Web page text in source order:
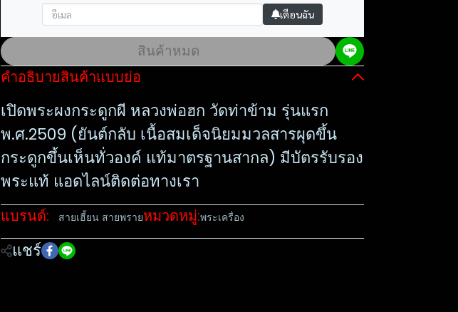
เตือนฉัน
สินค้าหมด
คำอธิบายสินค้าแบบย่อ
เปิดพระผงกระดูกผี หลวงพ่อฮก วัดท่าข้าม รุ่นแรก
พ.ศ.2509 (ยันต์กลับ เนื้อสมเด็จนิยมมวลสารผุดขึ้น
กระดูกขึ้นเห็นทั่วองค์ แท้มาตรฐาน​สากล) มีบัตรรับรอง
พระแท้ แอดไลน์ติดต่อทางเรา
แบรนด์: สายเฮี้ยน สายพรายหมวดหมู่:พระเครื่อง
แชร์